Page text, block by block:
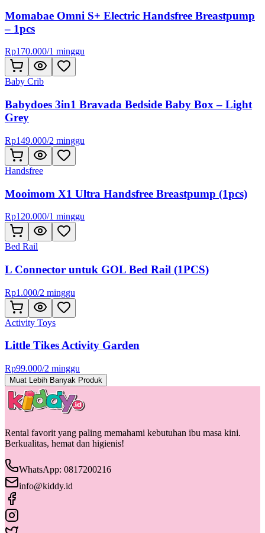
Momabae Omni S+ Electric Handsfree Breastpump
– 1pcs
Rp170.000/1 minggu
Baby Crib
Babydoes 3in1 Bravada Bedside Baby Box – Light
Grey
Rp149.000/2 minggu
Handsfree
Mooimom X1 Ultra Handsfree Breastpump (1pcs)
Rp120.000/1 minggu
Bed Rail
L Connector untuk GOL Bed Rail (1PCS)
Rp1.000/2 minggu
Activity Toys
Little Tikes Activity Garden
Rp99.000/2 minggu
Muat Lebih Banyak Produk
Rental favorit yang paling memahami kebutuhan ibu masa kini.
Berkualitas, hemat dan higienis!
WhatsApp: 0817200216
info@kiddy.id